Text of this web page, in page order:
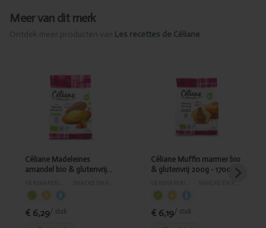
Meer van dit merk
Ontdek meer producten van Les recettes de Céliane
Toegevoegd
Madeleines
amandel bio
& glutenvrij
180g - 1699
Céliane Madeleines
amandel bio & glutenvrij
€ 6,29/ stuk
Muffin
marmer bio
& glutenvrij
200g - 1700
Céliane Muffin marmer bio
& glutenvrij 200g - 1700
€ 6,19/ stuk